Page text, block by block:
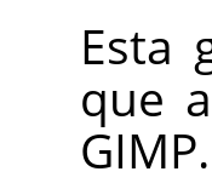
Esta
que